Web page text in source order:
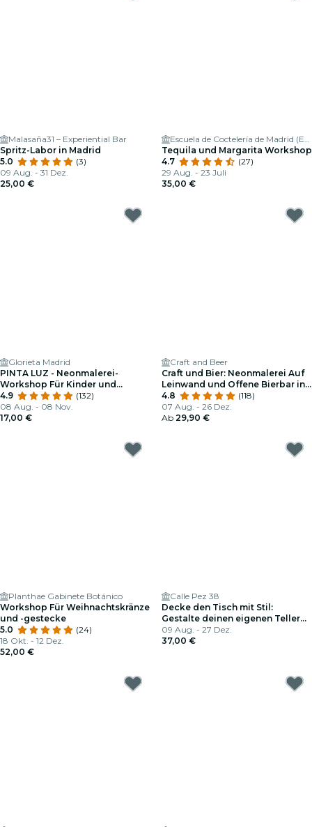
Malasaña31 – Experiential Bar
Spritz-Labor in Madrid
5.0
(3)
09 Aug. - 31 Dez.
25,00 €
Escuela de Coctelería de Madrid (ESCOM)
Tequila und Margarita Workshop
4.7
(27)
29 Aug. - 23 Juli
35,00 €
Glorieta Madrid
PINTA LUZ - Neonmalerei-
Workshop Für Kinder und
Familien
4.9
(132)
08 Aug. - 08 Nov.
17,00 €
Craft and Beer
Craft und Bier: Neonmalerei Auf
Leinwand und Offene Bierbar in
Madrid
4.8
(118)
07 Aug. - 26 Dez.
Ab 29,90 €
Planthae Gabinete Botánico
Workshop Für Weihnachtskränze
und -gestecke
5.0
(24)
18 Okt. - 12 Dez.
52,00 €
Calle Pez 38
Decke den Tisch mit Stil:
Gestalte deinen eigenen Teller
mit unbegrenztem Bier in
Malasaña
09 Aug. - 27 Dez.
37,00 €